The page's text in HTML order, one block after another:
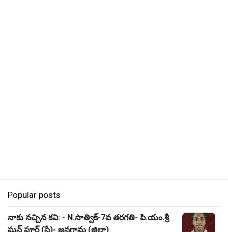
Popular posts
నాకు నచ్చిన కవి: - N.సాత్విక్-7వ తరగతి- పి.యం.శ్రీ
ఘన్ పూర్ (స్టే)- జనగామ (జిల్లా)